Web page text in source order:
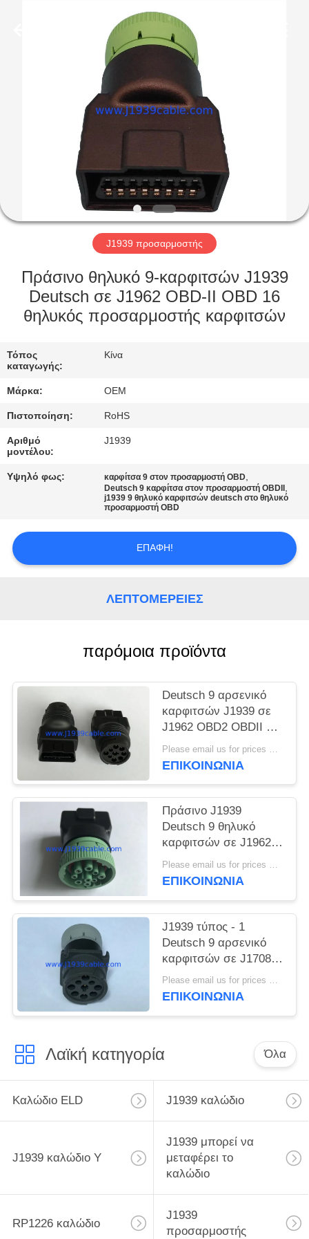
ΠΡΟΪΌΝΤΑ
ΠΕΡΊΠΟΥ
ΓΎΡΟΣ
ΕΡΓΟΣΤΑΣΊΩΝ
ΠΟΙΟΤΙΚΌΣ
ΈΛΕΓΧΟΣ
ΜΑΣ
ΕΛΆΤΕ
ΕΠΑΦΉ
ΜΕ
ΑΠΌΣΠΑΣΜΑ
J1939 προσαρμοστής
Πράσινο θηλυκό 9-καρφιτσών J1939
Deutsch σε J1962 OBD-ΙΙ OBD 16
θηλυκός προσαρμοστής καρφιτσών
Τόπος
καταγωγής:
Κίνα
Μάρκα: OEM
Πιστοποίηση: RoHS
Αριθμό
μοντέλου:
J1939
Υψηλό φως: καρφίτσα 9 στον προσαρμοστή OBD,
Deutsch 9 καρφίτσα στον προσαρμοστή OBDII ,
j1939 9 θηλυκό καρφιτσών deutsch στο θηλυκό
προσαρμοστή OBD
ΕΠΑΦΉ!
ΛΕΠΤΟΜΈΡΕΙΕΣ
παρόμοια προϊόντα
Deutsch 9 αρσενικό
καρφιτσών J1939 σε
J1962 OBD2 OBDII 16
αρσενικός
προσαρμοστής
Please email us for prices MOQ:100 τεμ
ΕΠΙΚΟΙΝΩΝΊΑ
Πράσινο J1939
Deutsch 9 θηλυκό
καρφιτσών σε J1962
OBD2 OBDII 16
θηλυκός
Please email us for prices MOQ:100 τεμ
ΕΠΙΚΟΙΝΩΝΊΑ
J1939 τύπος - 1
Deutsch 9 αρσενικό
καρφιτσών σε J1708 6
θηλυκός
προσαρμοστής
Please email us for prices MOQ:100 τεμ
ΕΠΙΚΟΙΝΩΝΊΑ
Λαϊκή κατηγορία Όλα
Καλώδιο ELD J1939 καλώδιο
J1939 καλώδιο Υ
J1939 μπορεί να
μεταφέρει το
καλώδιο
RP1226 καλώδιο
J1939
προσαρμοστής